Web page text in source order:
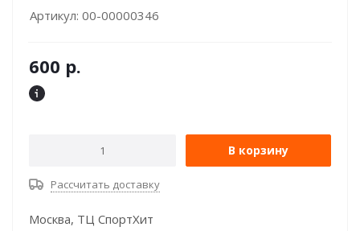
Артикул: 00-00000346
600 р.
В корзину
Рассчитать доставку
Москва, ТЦ СпортХит